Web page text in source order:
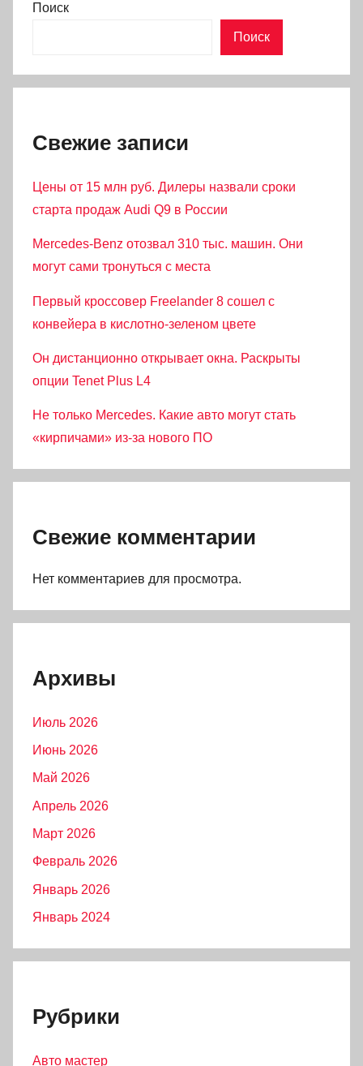
Поиск
Поиск
Свежие записи
Цены от 15 млн руб. Дилеры назвали сроки
старта продаж Audi Q9 в России
Mercedes-Benz отозвал 310 тыс. машин. Они
могут сами тронуться с места
Первый кроссовер Freelander 8 сошел с
конвейера в кислотно-зеленом цвете
Он дистанционно открывает окна. Раскрыты
опции Tenet Plus L4
Не только Mercedes. Какие авто могут стать
«кирпичами» из-за нового ПО
Свежие комментарии
Нет комментариев для просмотра.
Архивы
Июль 2026
Июнь 2026
Май 2026
Апрель 2026
Март 2026
Февраль 2026
Январь 2026
Январь 2024
Рубрики
Авто мастер